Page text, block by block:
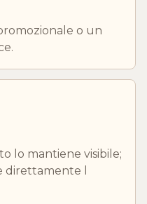
o un
lo mantiene visibile;
l